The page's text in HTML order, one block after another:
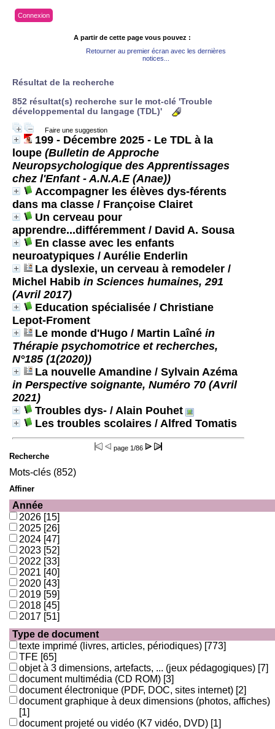
Connexion
A partir de cette page vous pouvez :
Retourner au premier écran avec les dernières
notices...
Résultat de la recherche
852 résultat(s) recherche sur le mot-clé 'Trouble
développemental du langage (TDL)'
Faire une suggestion
199 - Décembre 2025 - Le TDL à la
loupe (Bulletin de Approche
Neuropsychologique des Apprentissages
chez l'Enfant - A.N.A.E (Anae))
Accompagner les élèves dys-férents
dans ma classe / Françoise Clairet
Un cerveau pour
apprendre...différemment / David A. Sousa
En classe avec les enfants
neuroatypiques / Aurélie Enderlin
La dyslexie, un cerveau à remodeler /
Michel Habib in Sciences humaines, 291
(Avril 2017)
Education spécialisée / Christiane
Lepot-Froment
Le monde d'Hugo / Martin Laîné in
Thérapie psychomotrice et recherches,
N°185 (1(2020))
La nouvelle Amandine / Sylvain Azéma
in Perspective soignante, Numéro 70 (Avril
2021)
Troubles dys- / Alain Pouhet
Les troubles scolaires / Alfred Tomatis
page 1/86
Recherche
Mots-clés (852)
Affiner
Année
2026 [15]
2025 [26]
2024 [47]
2023 [52]
2022 [33]
2021 [40]
2020 [43]
2019 [59]
2018 [45]
2017 [51]
Type de document
texte imprimé (livres, articles, périodiques) [773]
TFE [65]
objet à 3 dimensions, artefacts, ... (jeux pédagogiques) [7]
document multimédia (CD ROM) [3]
document électronique (PDF, DOC, sites internet) [2]
document graphique à deux dimensions (photos, affiches)
[1]
document projeté ou vidéo (K7 vidéo, DVD) [1]